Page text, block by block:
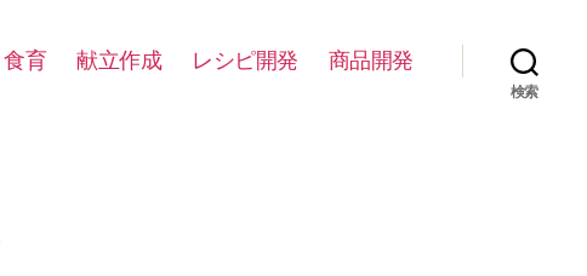
食育 献立作成 レシピ開発 商品開発
検索